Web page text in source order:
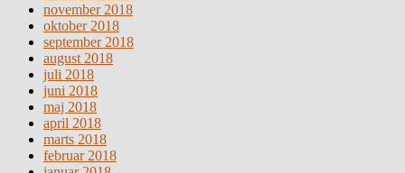
november 2018
oktober 2018
september 2018
august 2018
juli 2018
juni 2018
maj 2018
april 2018
marts 2018
februar 2018